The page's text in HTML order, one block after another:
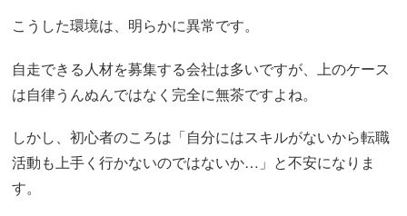
こうした環境は、明らかに異常です。
自走できる人材を募集する会社は多いですが、上のケース
は自律うんぬんではなく完全に無茶ですよね。
しかし、初心者のころは「自分にはスキルがないから転職
活動も上手く行かないのではないか…」と不安になりま
す。